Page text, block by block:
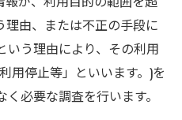
理由、または不正の手段に
いう理由により、その利用
用停止等」といいます。)を
必要な調査を行います。